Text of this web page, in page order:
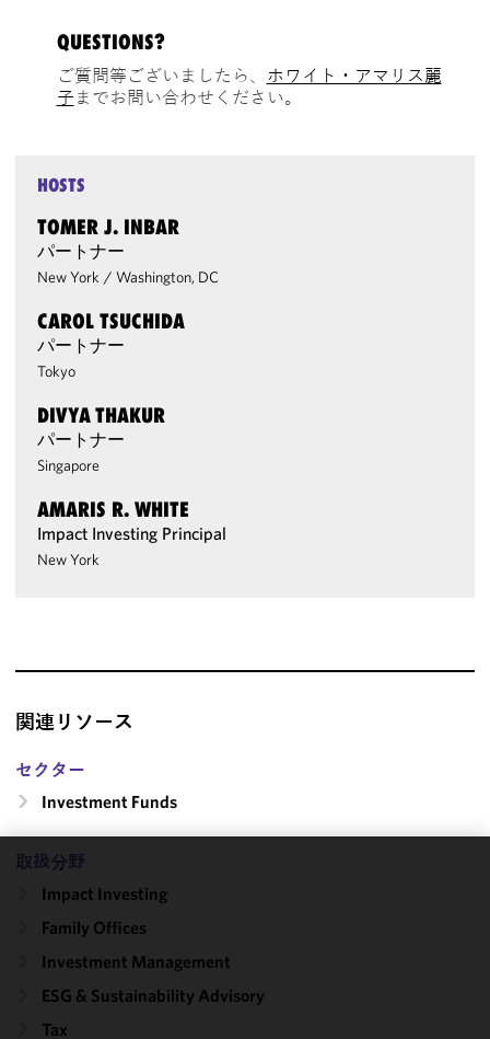
QUESTIONS?
ご質問等ございましたら、 ホワイト・アマリス麗
子 までお問い合わせください。
HOSTS
TOMER J. INBAR
パートナー
New York / Washington, DC
CAROL TSUCHIDA
パートナー
Tokyo
DIVYA THAKUR
パートナー
Singapore
AMARIS R. WHITE
Impact Investing Principal
New York
関連リソース
セクター
Investment Funds
取扱分野
Impact Investing
Family Offices
Investment Management
ESG & Sustainability Advisory
Tax
We use
cookies to
improve the
functionality
performance
of this site